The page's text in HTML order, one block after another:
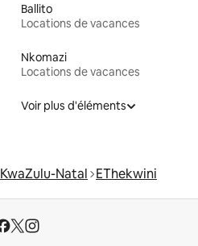
Ballito
Locations de vacances
Nkomazi
Locations de vacances
Voir plus d'éléments
KwaZulu-Natal EThekwini